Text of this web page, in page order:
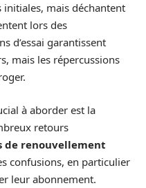
mais déchantent
lors des
d’essai garantissent
mais les répercussions
à aborder est la
retours
de renouvellement
confusions, en particulier
leur abonnement.